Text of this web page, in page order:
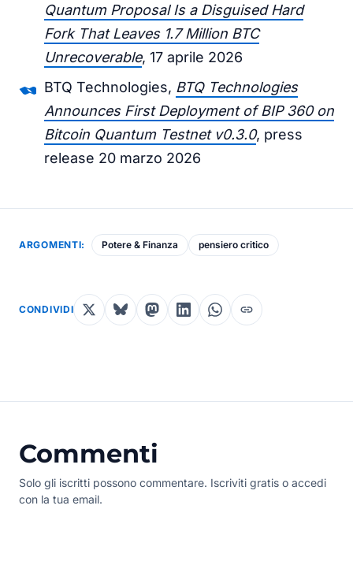
Quantum Proposal Is a Disguised Hard
Fork That Leaves 1.7 Million BTC
Unrecoverable, 17 aprile 2026
BTQ Technologies, BTQ Technologies
Announces First Deployment of BIP 360 on
Bitcoin Quantum Testnet v0.3.0, press
release 20 marzo 2026
ARGOMENTI: Potere & Finanza pensiero critico
CONDIVIDI
Commenti
Solo gli iscritti possono commentare. Iscriviti gratis o accedi
con la tua email.